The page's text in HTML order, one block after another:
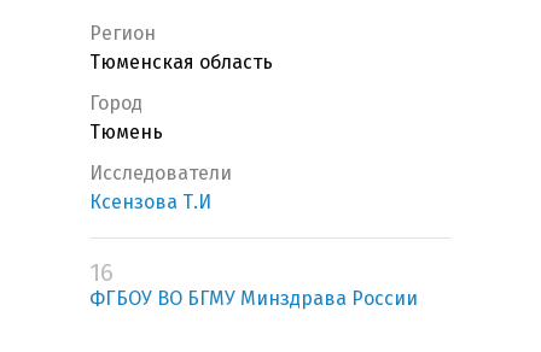
Регион
Тюменская область
Город
Тюмень
Исследователи
Ксензова Т.И
16
ФГБОУ ВО БГМУ Минздрава России